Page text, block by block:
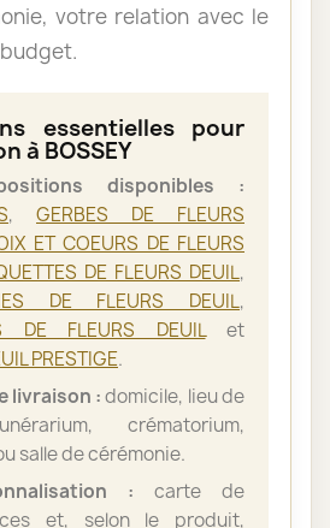
votre relation avec le
essentielles pour
à BOSSEY
disponibles :
, GERBES DE FLEURS
ET COEURS DE FLEURS
DE FLEURS DEUIL,
DE FLEURS DEUIL,
DE FLEURS DEUILet
PRESTIGE.
livraison :domicile, lieu de
crématorium,
salle de cérémonie.
: carte de
et, selon le produit,